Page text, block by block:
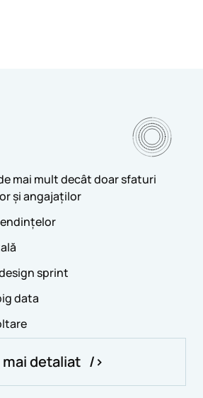
mai mult decât doar sfaturi
și angajaților
sprint
data
mai detaliat